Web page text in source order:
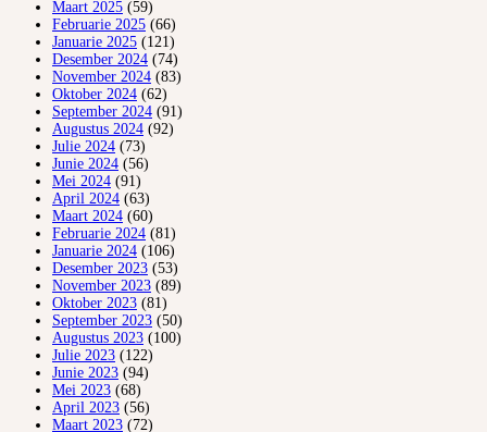
Maart 2025 (59)
Februarie 2025 (66)
Januarie 2025 (121)
Desember 2024 (74)
November 2024 (83)
Oktober 2024 (62)
September 2024 (91)
Augustus 2024 (92)
Julie 2024 (73)
Junie 2024 (56)
Mei 2024 (91)
April 2024 (63)
Maart 2024 (60)
Februarie 2024 (81)
Januarie 2024 (106)
Desember 2023 (53)
November 2023 (89)
Oktober 2023 (81)
September 2023 (50)
Augustus 2023 (100)
Julie 2023 (122)
Junie 2023 (94)
Mei 2023 (68)
April 2023 (56)
Maart 2023 (72)